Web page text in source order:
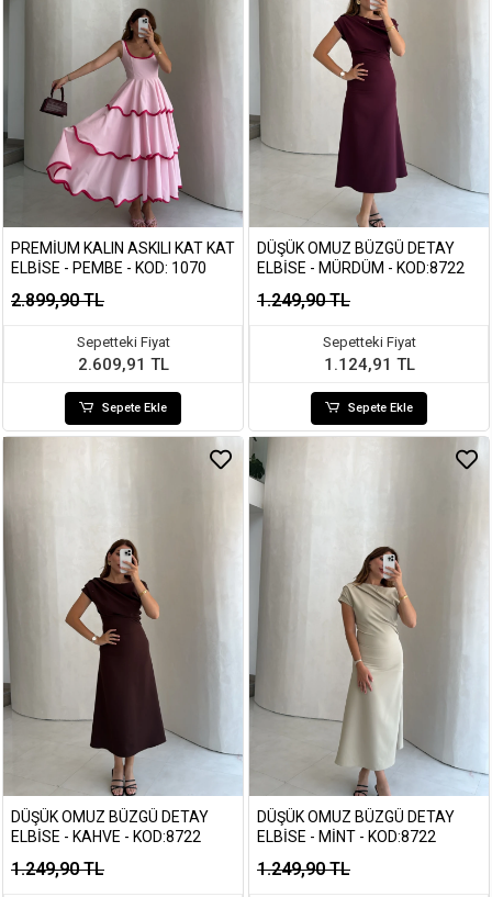
PREMIUM KALIN ASKILI KAT KAT
ELBISE - PEMBE - KOD: 1070
2.899,90 TL
Sepetteki Fiyat
2.609,91 TL
Sepete Ekle
DÜŞÜK OMUZ BÜZGÜ DETAY
ELBISE - MÜRDÜM - KOD:8722
1.249,90 TL
Sepetteki Fiyat
1.124,91 TL
Sepete Ekle
DÜŞÜK OMUZ BÜZGÜ DETAY
ELBISE - KAHVE - KOD:8722
1.249,90 TL
DÜŞÜK OMUZ BÜZGÜ DETAY
ELBISE - MINT - KOD:8722
1.249,90 TL